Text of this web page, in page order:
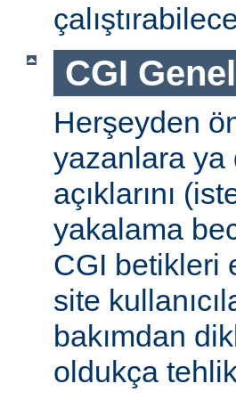
CGI
Herşeyden
yazanlara ya
açıklarını
yakalama
CGI betikleri
site
bakımdan
oldukça